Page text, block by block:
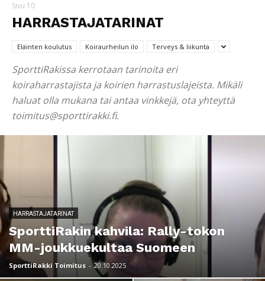
Sivu 10
HARRASTAJATARINAT
Eläinten koulutus Koiraurheilun ilo Terveys & liikunta
SporttiRakissa kerrotaan tarinoita eri
koiraharrastajista ja koirien harrastuslajeista. Mikäli
haluat olla mukana tai antaa vinkkejä, ota yhteyttä
toimitus@sporttirakki.fi.
HARRASTAJATARINAT
SporttiRakin kahvila: Rally-tokon
MM-joukkuekultaa Suomeen
SporttiRakki Toimitus - 20.10.2025